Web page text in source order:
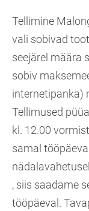
Tellimine
vali sobivad
seejärel määra
sobiv
internetipanka)
Tellimused
kl. 12.00
samal
, siis saadame
tööpäeval.